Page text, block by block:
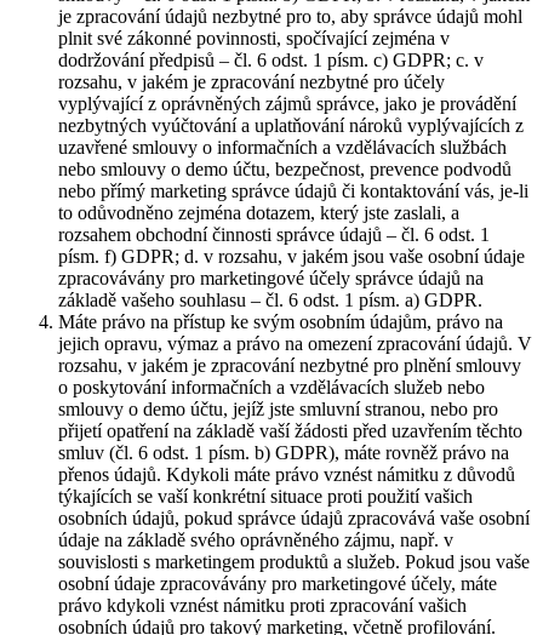
je zpracování údajů nezbytné pro to, aby správce údajů mohl
plnit své zákonné povinnosti, spočívající zejména v
dodržování předpisů – čl. 6 odst. 1 písm. c) GDPR; c. v
rozsahu, v jakém je zpracování nezbytné pro účely
vyplývající z oprávněných zájmů správce, jako je provádění
nezbytných vyúčtování a uplatňování nároků vyplývajících z
uzavřené smlouvy o informačních a vzdělávacích službách
nebo smlouvy o demo účtu, bezpečnost, prevence podvodů
nebo přímý marketing správce údajů či kontaktování vás, je-li
to odůvodněno zejména dotazem, který jste zaslali, a
rozsahem obchodní činnosti správce údajů – čl. 6 odst. 1
písm. f) GDPR; d. v rozsahu, v jakém jsou vaše osobní údaje
zpracovávány pro marketingové účely správce údajů na
základě vašeho souhlasu – čl. 6 odst. 1 písm. a) GDPR.
Máte právo na přístup ke svým osobním údajům, právo na
jejich opravu, výmaz a právo na omezení zpracování údajů. V
rozsahu, v jakém je zpracování nezbytné pro plnění smlouvy
o poskytování informačních a vzdělávacích služeb nebo
smlouvy o demo účtu, jejíž jste smluvní stranou, nebo pro
přijetí opatření na základě vaší žádosti před uzavřením těchto
smluv (čl. 6 odst. 1 písm. b) GDPR), máte rovněž právo na
přenos údajů. Kdykoli máte právo vznést námitku z důvodů
týkajících se vaší konkrétní situace proti použití vašich
osobních údajů, pokud správce údajů zpracovává vaše osobní
údaje na základě svého oprávněného zájmu, např. v
souvislosti s marketingem produktů a služeb. Pokud jsou vaše
osobní údaje zpracovávány pro marketingové účely, máte
právo kdykoli vznést námitku proti zpracování vašich
osobních údajů pro takový marketing, včetně profilování.